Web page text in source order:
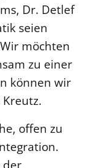
Dr. Detlef
seien
möchten
zu einer
können wir
offen zu
der